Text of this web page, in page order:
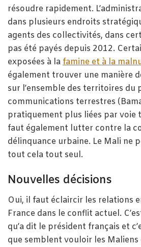
résoudre rapidement.
dans plusieurs endroits
agents des collectivités, dans
pas été payés depuis 2012.
exposées à lafamine et à la
également trouver une manière
sur l’ensemble des territoires du
communications terrestres
pratiquement plus liées par voie
faut également lutter contre la
délinquance urbaine. Le Mali ne
tout cela tout seul.
Nouvelles décisions
Oui, il faut éclaircir les relations
France dans le conflit actuel.
qu’a dit le président français et
que semblent vouloir les Maliens